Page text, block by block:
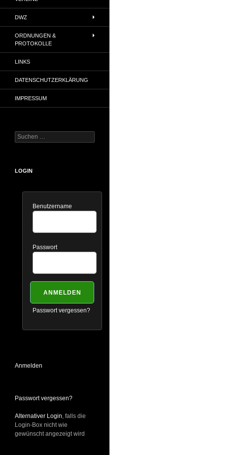
DWZ
ORDNUNGEN &
PROTOKOLLE
LINKS
DATENSCHUTZERKLÄRUNG
IMPRESSUM
Suchen
nach:
LOGIN
Benutzername
Passwort
Passwort vergessen?
Anmelden
Passwort vergessen?
Alternativer Login , falls die
Login-Box nicht wie
gewünscht angezeigt wird